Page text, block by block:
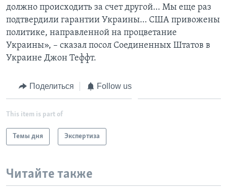
должно происходить за счет другой… Мы еще раз
подтвердили гарантии Украины… США привожены
политике, направленной на процветание
Украины», – сказал посол Соединенных Штатов в
Украине Джон Теффт.
Поделиться Follow us
This item is part of
Темы дня Экспертиза
Читайте также